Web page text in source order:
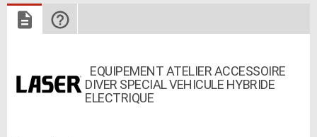
EQUIPEMENT ATELIER ACCESSOIRE
DIVER SPECIAL VEHICULE HYBRIDE
ELECTRIQUE